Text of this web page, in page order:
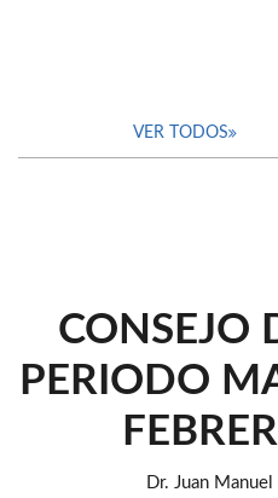
VER TODOS
CONSEJO
PERIODO
Dr. Juan